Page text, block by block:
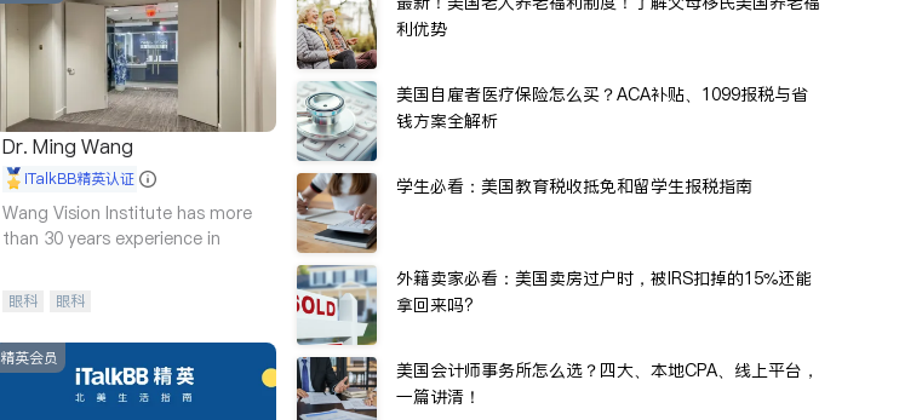
Dr. Ming Wang
iTalkBB精英认证
Wang Vision Institute has more
than 30 years experience in
眼科 眼科
精英会员
利优势
美国自雇者医疗保险怎么买？ACA补贴、1099报税与省
钱方案全解析
学生必看：美国教育税收抵免和留学生报税指南
外籍卖家必看：美国卖房过户时，被IRS扣掉的15%还能
拿回来吗?
美国会计师事务所怎么选？四大、本地CPA、线上平台，
一篇讲清！